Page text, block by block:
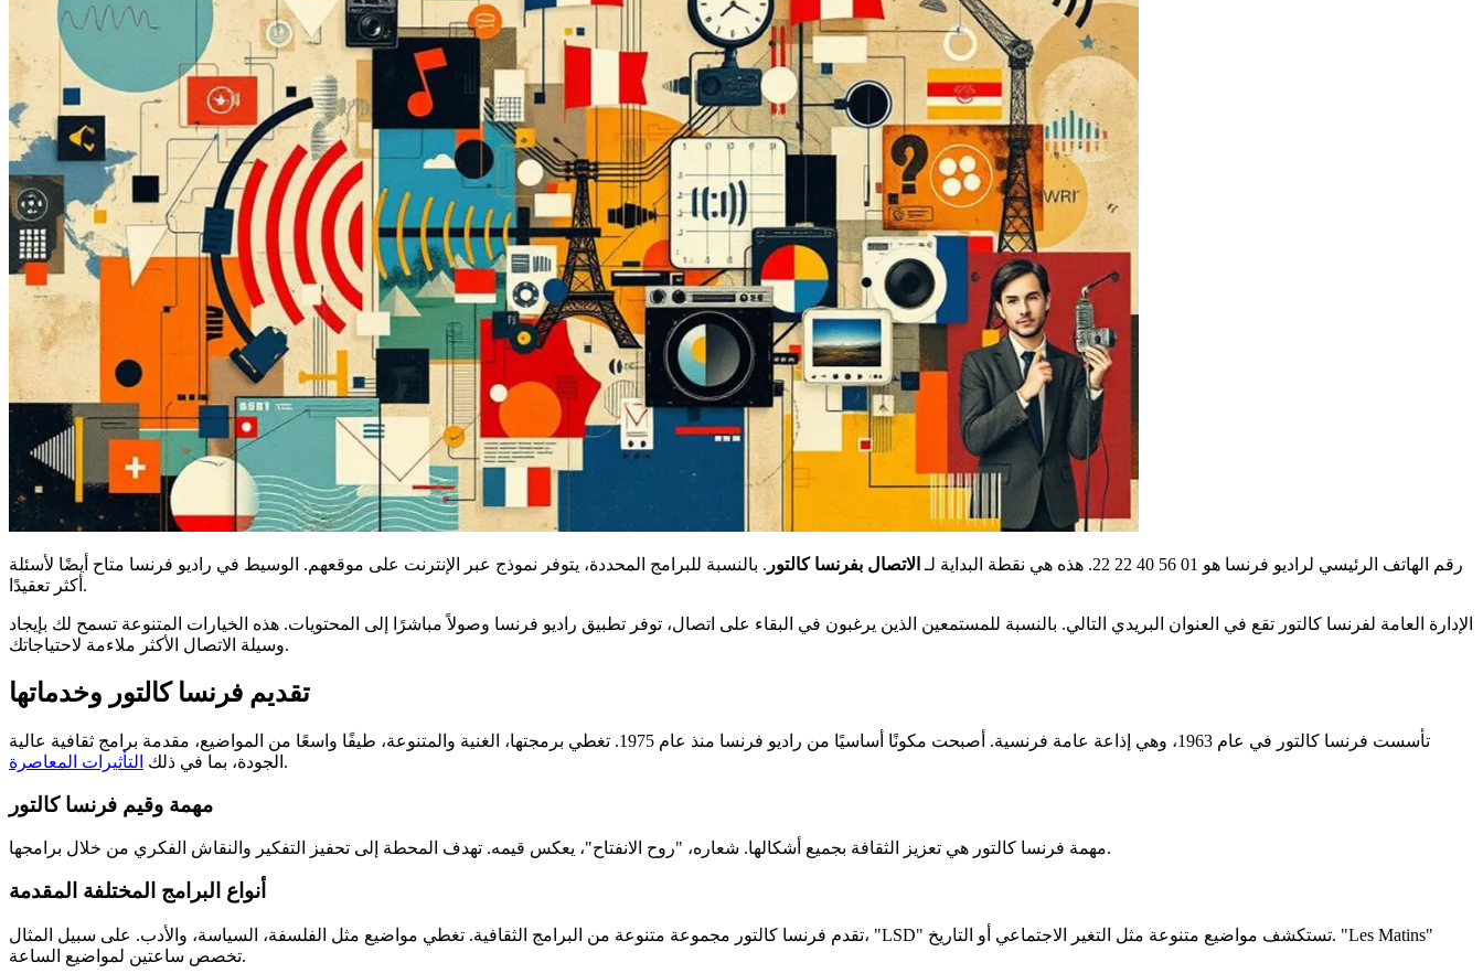
رقم الهاتف الرئيسي لراديو فرنسا هو 01 56 40 22 22. هذه هي نقطة البداية لـ الاتصال بفرنسا كالتور . بالنسبة للبرامج المحددة، يتوفر نموذج عبر الإنترنت على موقعهم. الوسيط في راديو فرنسا متاح أيضًا لأسئلة
أكثر تعقيدًا.
الإدارة العامة لفرنسا كالتور تقع في العنوان البريدي التالي. بالنسبة للمستمعين الذين يرغبون في البقاء على اتصال، توفر تطبيق راديو فرنسا وصولاً مباشرًا إلى المحتويات. هذه الخيارات المتنوعة تسمح لك بإيجاد
وسيلة الاتصال الأكثر ملاءمة لاحتياجاتك.
تقديم فرنسا كالتور وخدماتها
تأسست فرنسا كالتور في عام 1963، وهي إذاعة عامة فرنسية. أصبحت مكونًا أساسيًا من راديو فرنسا منذ عام 1975. تغطي برمجتها، الغنية والمتنوعة، طيفًا واسعًا من المواضيع، مقدمة برامج ثقافية عالية
الجودة، بما في ذلك التأثيرات المعاصرة .
مهمة وقيم فرنسا كالتور
مهمة فرنسا كالتور هي تعزيز الثقافة بجميع أشكالها. شعاره، "روح الانفتاح"، يعكس قيمه. تهدف المحطة إلى تحفيز التفكير والنقاش الفكري من خلال برامجها.
أنواع البرامج المختلفة المقدمة
تقدم فرنسا كالتور مجموعة متنوعة من البرامج الثقافية. تغطي مواضيع مثل الفلسفة، السياسة، والأدب. على سبيل المثال، "LSD" تستكشف مواضيع متنوعة مثل التغير الاجتماعي أو التاريخ. "Les Matins"
تخصص ساعتين لمواضيع الساعة.